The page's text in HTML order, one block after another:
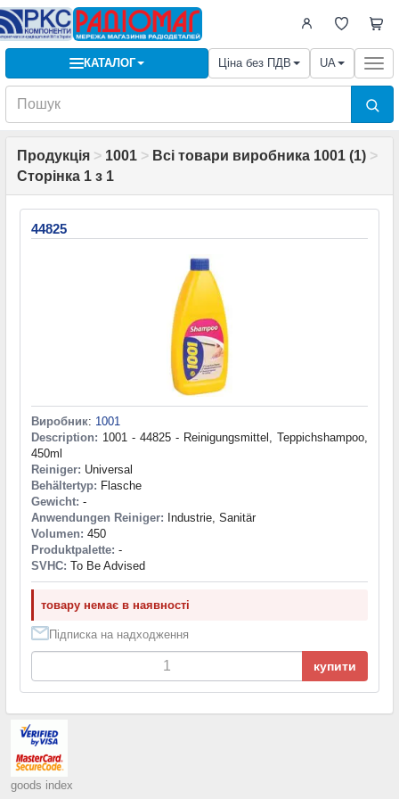
КАТАЛОГ Ціна без ПДВ UA
Продукція > 1001 > Всі товари виробника 1001 (1) >
Сторінка 1 з 1
44825
Виробник: 1001
Description: 1001 - 44825 - Reinigungsmittel, Teppichshampoo,
450ml
Reiniger: Universal
Behältertyp: Flasche
Gewicht: -
Anwendungen Reiniger: Industrie, Sanitär
Volumen: 450
Produktpalette: -
SVHC: To Be Advised
товару немає в наявності
Підписка на надходження
купити
goods index